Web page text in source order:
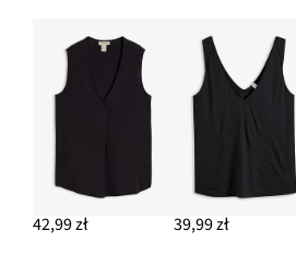
Torebka worek ze skóry welurowej
209,99 zł
DODAJ DO KOSZYKA
Kolczyki kółka z twistem
39,99 zł
42,99 zł 39,99 zł